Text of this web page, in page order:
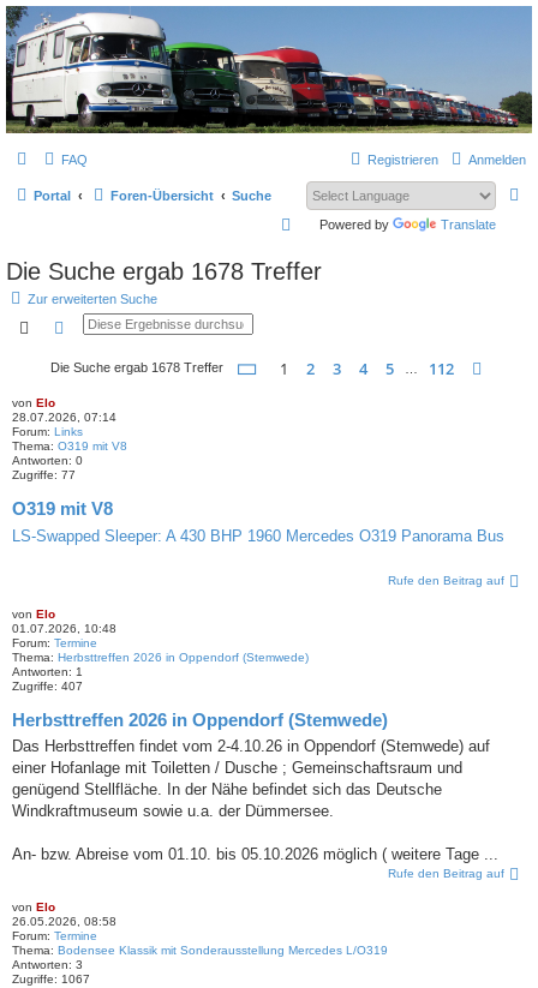
L319-forum.de
FAQ Anmelden
Registrieren
Portal Foren-Übersicht Suche
Powered by Translate
c
Die Suche ergab 1678 Treffer
Zur erweiterten Suche
Suche Erweiterte Suche
Die Suche ergab 1678 Treffer Seite 1von 112
1 2 3 4 5 112
von Elo
28.07.2026, 07:14
Forum: Links
Thema: O319 mit V8
Antworten: 0
Zugriffe: 77
O319 mit V8
LS-Swapped Sleeper: A 430 BHP 1960 Mercedes O319 Panorama Bus
Rufe den Beitrag auf
von Elo
01.07.2026, 10:48
Forum: Termine
Thema: Herbsttreffen 2026 in Oppendorf (Stemwede)
Antworten: 1
Zugriffe: 407
Herbsttreffen 2026 in Oppendorf (Stemwede)
Das Herbsttreffen findet vom 2-4.10.26 in Oppendorf (Stemwede) auf
einer Hofanlage mit Toiletten / Dusche ; Gemeinschaftsraum und
genügend Stellfläche. In der Nähe befindet sich das Deutsche
Windkraftmuseum sowie u.a. der Dümmersee.
An- bzw. Abreise vom 01.10. bis 05.10.2026 möglich ( weitere Tage ...
Rufe den Beitrag auf
von Elo
26.05.2026, 08:58
Forum: Termine
Thema: Bodensee Klassik mit Sonderausstellung Mercedes L/O319
Antworten: 3
Zugriffe: 1067